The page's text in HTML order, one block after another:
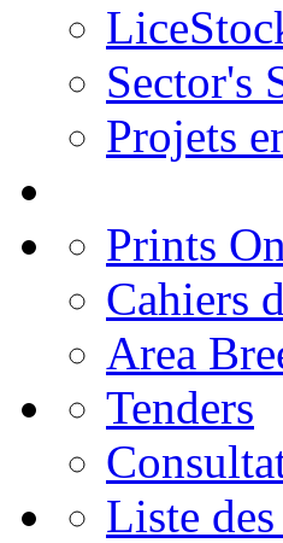
Sector's
Projets
Prints
Cahiers
Area
Tenders
Liste